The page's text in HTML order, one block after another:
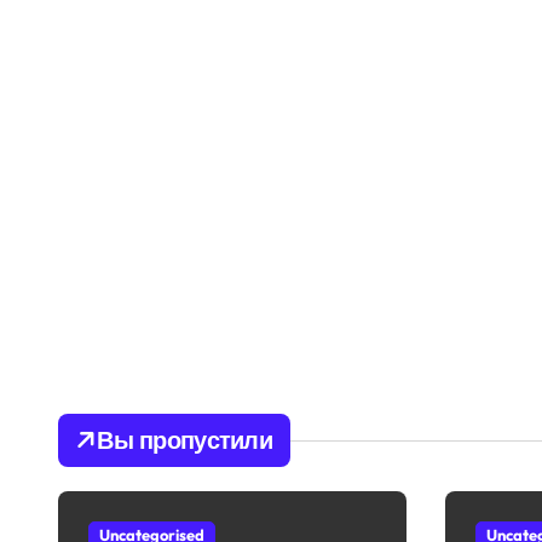
Вы пропустили
Uncategorised